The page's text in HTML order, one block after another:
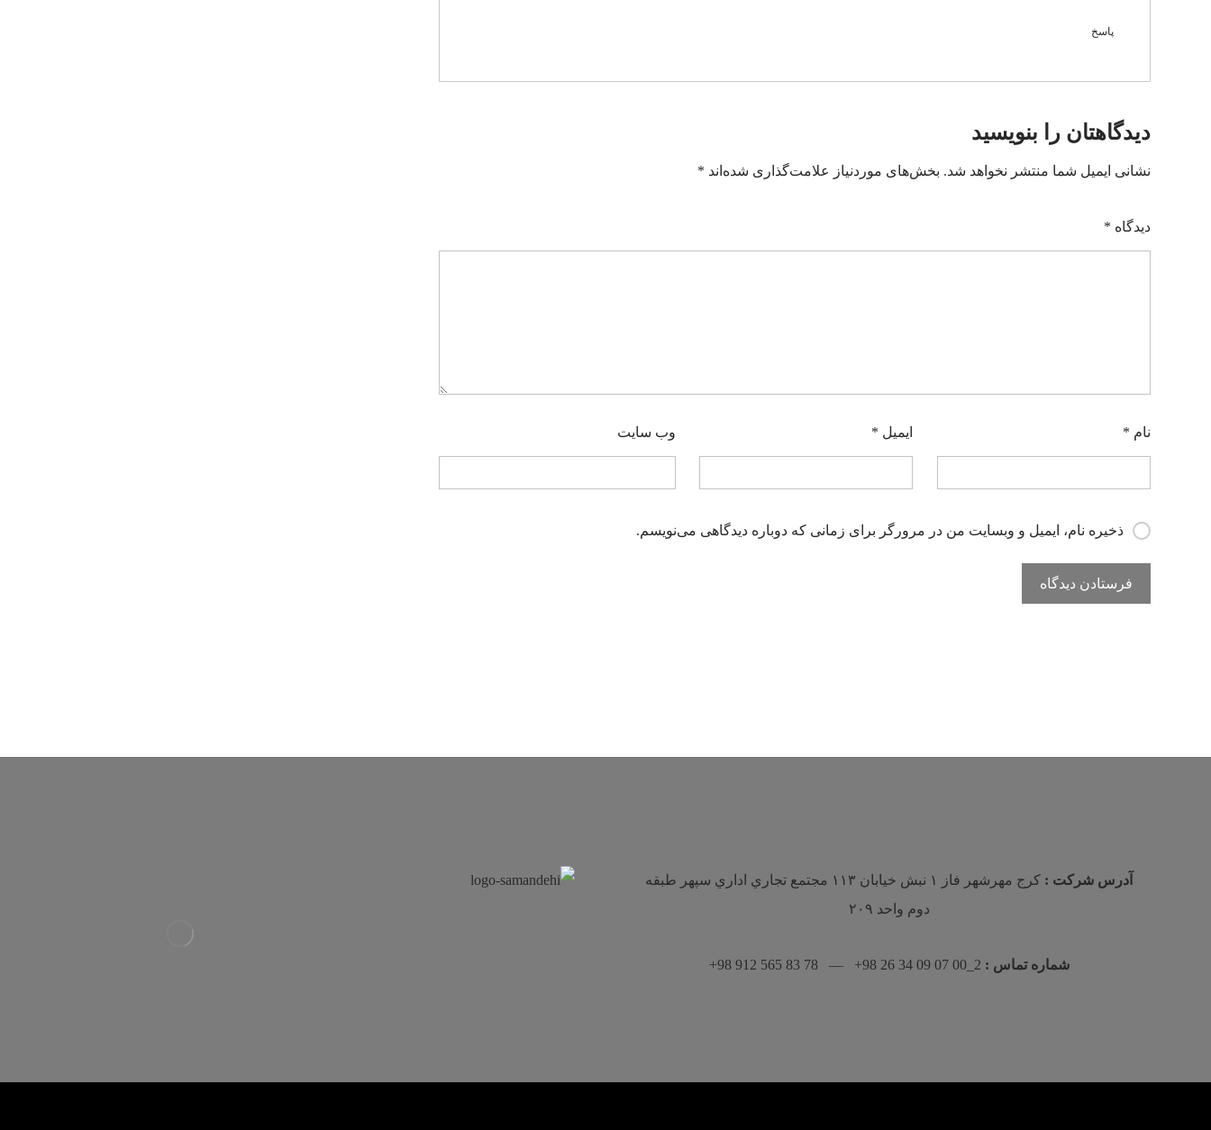
پاسخ
دیدگاهتان را بنویسید
نشانی ایمیل شما منتشر نخواهد شد. بخش‌های موردنیاز علامت‌گذاری شده‌اند *
دیدگاه *
نام * ایمیل * وب‌ سایت
ذخیره نام، ایمیل و وبسایت من در مرورگر برای زمانی که دوباره دیدگاهی می‌نویسم.
آدرس شرکت :
كرج مهرشهر فاز ١ نبش خيابان ١١٣ مجتمع تجاري اداري سپهر طبقه
دوم واحد ٢٠٩
شماره تماس :